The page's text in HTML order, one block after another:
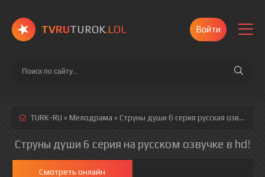
TVRUTUROK.LOL Войти
TURK-RU » Мелодрама » Струны души 6 серия русская озвучка полностью смотреть онлайн!
Струны души 6 серия на русском озвучке в hd!
Смотреть онлайн